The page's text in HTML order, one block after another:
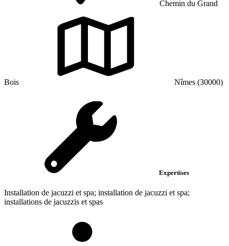
Chemin du Grand
Bois Nîmes (30000)
Expertises
Installation de jacuzzi et spa; installation de jacuzzi et spa;
installations de jacuzzis et spas